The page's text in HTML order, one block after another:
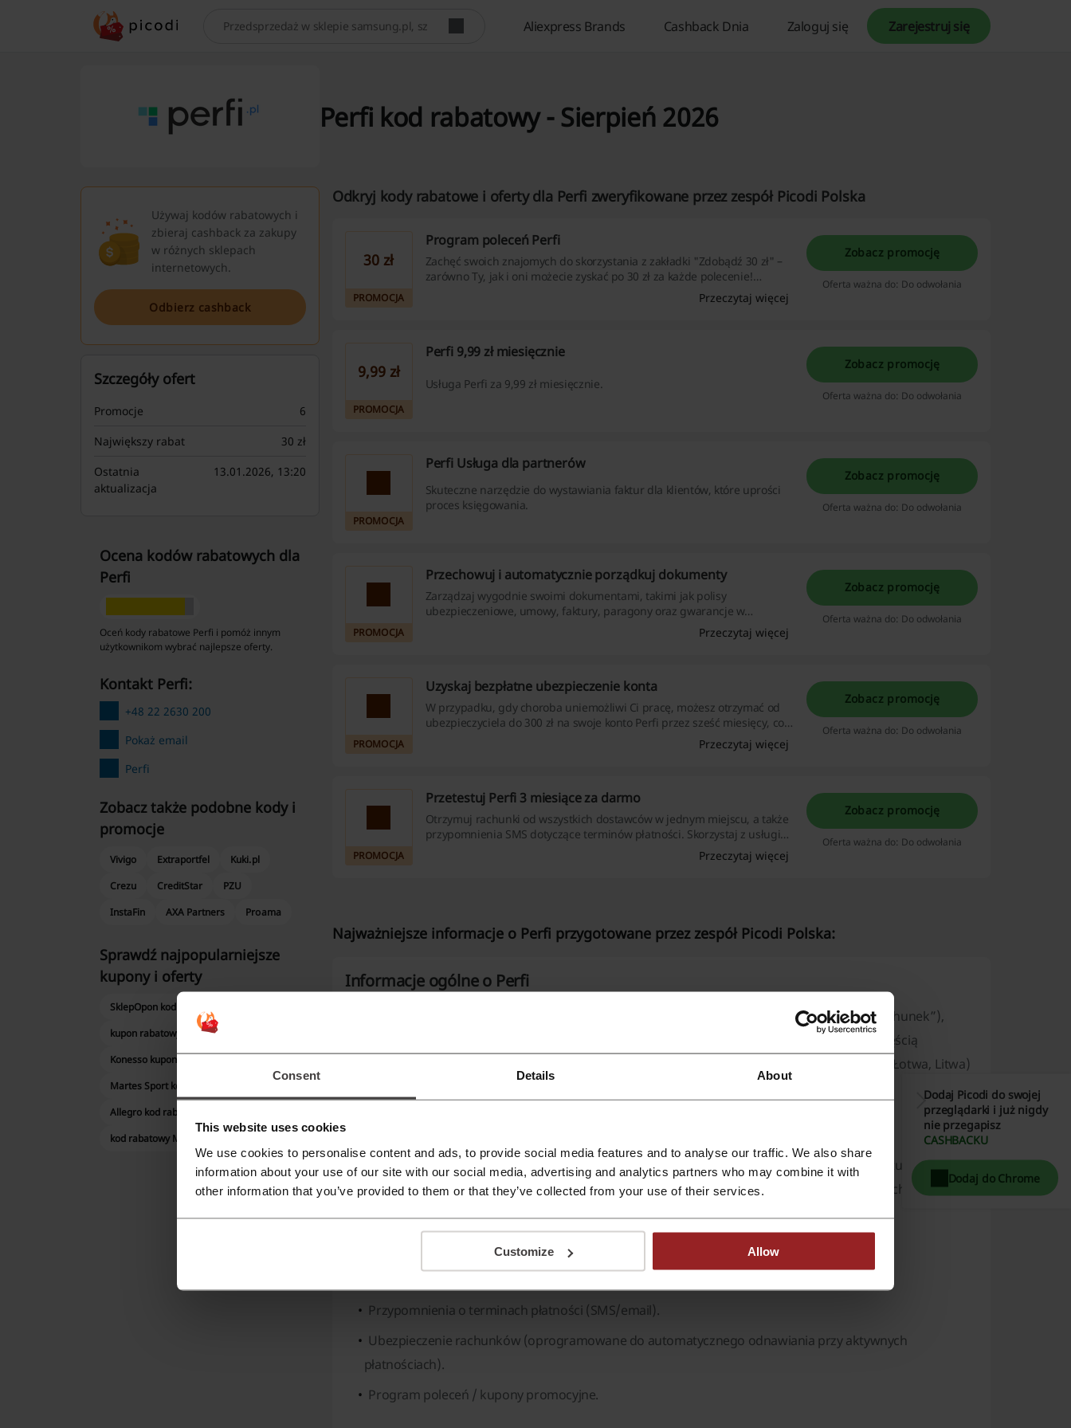
Consent Details About
This website uses cookies
We use cookies to personalise content and ads, to provide social media features and to analyse our traffic. We also share
information about your use of our site with our social media, advertising and analytics partners who may combine it with
other information that you’ve provided to them or that they’ve collected from your use of their services.
Customize Allow
Szukaj Aliexpress Brands Cashback Dnia Zaloguj się Zarejestruj się
Perfi kod rabatowy - Sierpień 2026
Odkryj kody rabatowe i oferty dla Perfi zweryfikowane przez zespół Picodi Polska
30 zł
PROMOCJA
Program poleceń Perfi
Zachęć swoich znajomych do skorzystania z zakładki "Zdobądź 30 zł" –
zarówno Ty, jak i oni możecie zyskać po 30 zł za każde polecenie!
Uczestnicy, którzy wysyłają i akceptują propozycje, mają szansę na
korzyści w programie poleceń Perfi.pl. Dołącz już dziś i ciesz się
Przeczytaj więcej
Zobacz promocję
Oferta ważna do: Do odwołania
9,99 zł
PROMOCJA
Perfi 9,99 zł miesięcznie
Usługa Perfi za 9,99 zł miesięcznie.
Zobacz promocję
Oferta ważna do: Do odwołania
PROMOCJA
Perfi Usługa dla partnerów
Skuteczne narzędzie do wystawiania faktur dla klientów, które uprości
proces księgowania.
Zobacz promocję
Oferta ważna do: Do odwołania
PROMOCJA
Przechowuj i automatycznie porządkuj dokumenty
Zarządzaj wygodnie swoimi dokumentami, takimi jak polisy
ubezpieczeniowe, umowy, faktury, paragony oraz gwarancje w
cyfrowym środowisku. Odwiedź naszą stronę z kuponami rabatowymi i
skorzystaj z wyjątkowych promocji, aby maksymalnie zwiększyć swoje
Przeczytaj więcej
Zobacz promocję
Oferta ważna do: Do odwołania
PROMOCJA
Uzyskaj bezpłatne ubezpieczenie konta
W przypadku, gdy choroba uniemożliwi Ci pracę, możesz otrzymać od
ubezpieczyciela do 300 zł na swoje konto Perfi przez sześć miesięcy, co
pomoże w regulowaniu rachunków z niego. Skorzystaj z tej możliwości,
aby łatwiej zarządzać swoimi wydatkami – nie zwlekaj i sprawdź
Przeczytaj więcej
Zobacz promocję
Oferta ważna do: Do odwołania
PROMOCJA
Przetestuj Perfi 3 miesiące za darmo
Otrzymuj rachunki od wszystkich dostawców w jednym miejscu, a także
przypomnienia SMS dotyczące terminów płatności. Skorzystaj z usługi
przechowywania dokumentów oraz odbierz ubezpieczenie rachunku
jako wyjątkowy prezent. Nie zwlekaj, sprawdź nasze oferty i oszczędzaj
Przeczytaj więcej
Zobacz promocję
Oferta ważna do: Do odwołania
Używaj kodów rabatowych i
zbieraj cashback za zakupy
w różnych sklepach
internetowych.
Odbierz cashback
Szczegóły ofert
Promocje
6
Największy rabat
30 zł
Ostatnia
aktualizacja
13.01.2026, 13:20
Ocena kodów rabatowych dla
Perfi
Oceń kody rabatowe Perfi i pomóż innym
użytkownikom wybrać najlepsze oferty.
kontakt Perfi:
+48 22 2630 200
Pokaż email
Perfi
Zobacz także podobne kody i
promocje
Vivigo Extraportfel
Kuki.pl
Crezu
CreditStar
PZU
InstaFin
AXA Partners Proama
Sprawdź najpopularniejsze
kupony i oferty
SklepOpon kod rabatowy kickster
kupon rabatowy KOLEO
Konesso kupon rabatowy
Martes Sport kod rabatowy
Allegro kod rabatowy
kod rabatowy Modivo
Najważniejsze informacje o Perfi przygotowane przez zespół Picodi Polska:
Informacje ogólne o Perfi
Perfi to polska platforma do zarządzania i opłacania rachunków (aplikacja i serwis „Jeden rachunek”),
działająca jako agent licencjonowanej instytucji płatniczej UAB „Viena sąskaita”. Firma jest częścią
międzynarodowej grupy Aktiva Finance Group i działa w kilku krajach regionu (m.in. Estonia, Łotwa, Litwa)
Jakie produkty oferuje Perfi
Perfi oferuje usługę konsolidacji i jednego miejsca do opłacania rachunków (zarządzanie fakturami,
płatności natychmiastowe, archiwum dokumentów i dodatkowe usługi, np. ubezpieczenie rachunków).
Opłacanie rachunków w modelu „Jeden rachunek” (konsolidacja faktur).
Płatności natychmiastowe (płatność „natychmiastowa” w ramach systemu).
Przypomnienia o terminach płatności (SMS/email).
Ubezpieczenie rachunków (oprogramowane do automatycznego odnawiania przy aktywnych
płatnościach).
Program poleceń / kupony promocyjne.
Dodaj Picodi do swojej
przeglądarki i już nigdy
nie przegapisz
CASHBACKU
Dodaj do Chrome